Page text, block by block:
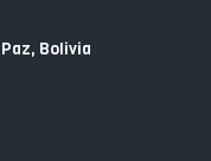
Bolivia